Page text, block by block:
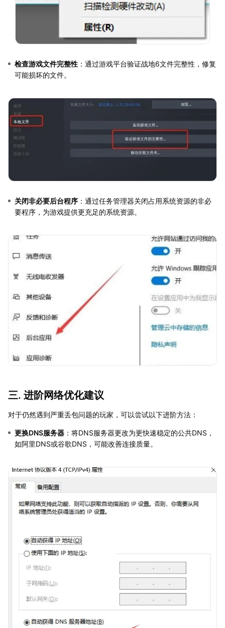
检查游戏文件完整性 ：通过游戏平台验证战地6文件完整性，修复
可能损坏的文件。
关闭非必要后台程序 ：通过任务管理器关闭占用系统资源的非必
要程序，为游戏提供更充足的系统资源。
三. 进阶网络优化建议
对于仍然遇到严重丢包问题的玩家，可以尝试以下进阶方法：
更换DNS服务器 ：将DNS服务器更改为更快速稳定的公共DNS，
如阿里DNS或谷歌DNS，可能改善连接质量。